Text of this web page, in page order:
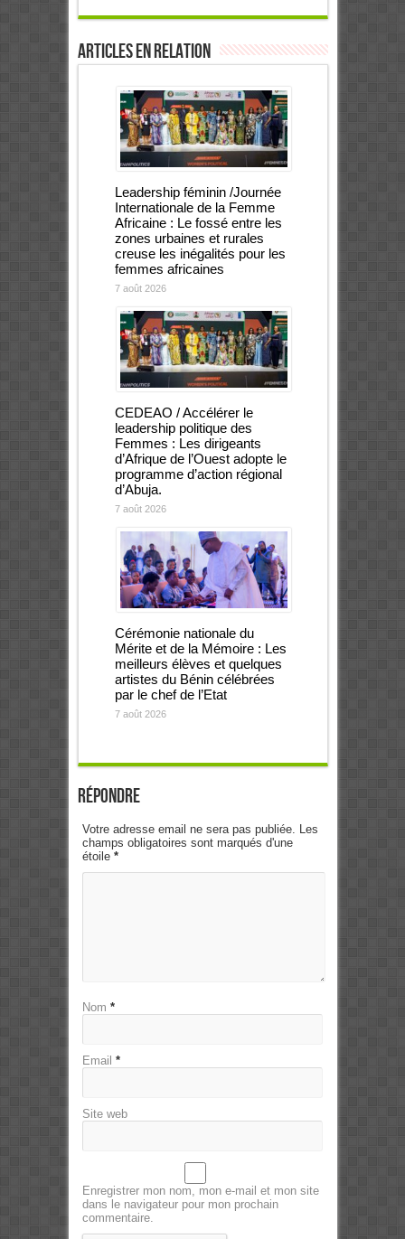
Articles en relation
Leadership féminin /Journée
Internationale de la Femme
Africaine : Le fossé entre les
zones urbaines et rurales
creuse les inégalités pour les
femmes africaines
7 août 2026
CEDEAO / Accélérer le
leadership politique des
Femmes : Les dirigeants
d’Afrique de l’Ouest adopte le
programme d’action régional
d’Abuja.
7 août 2026
Cérémonie nationale du
Mérite et de la Mémoire : Les
meilleurs élèves et quelques
artistes du Bénin célébrées
par le chef de l’Etat
7 août 2026
Répondre
Votre adresse email ne sera pas publiée. Les
champs obligatoires sont marqués d'une
étoile *
Nom *
Email *
Site web
Enregistrer mon nom, mon e-mail et mon site
dans le navigateur pour mon prochain
commentaire.